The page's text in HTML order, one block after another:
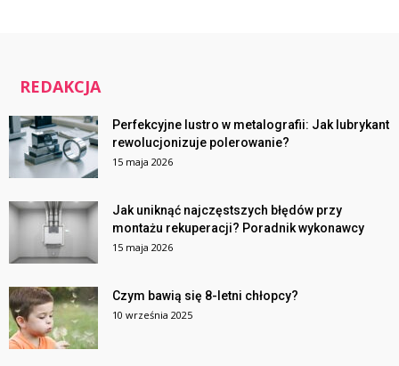
REDAKCJA
Perfekcyjne lustro w metalografii: Jak lubrykant
rewolucjonizuje polerowanie?
15 maja 2026
Jak uniknąć najczęstszych błędów przy
montażu rekuperacji? Poradnik wykonawcy
15 maja 2026
Czym bawią się 8-letni chłopcy?
10 września 2025